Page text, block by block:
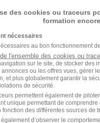
entre quatre
auprès d'une
Vous désirez acquérir un
10 métiers de l'artisanat
des cookies ou traceurs
formation
nécessaires
au bon fonctionnement
de l'ensemble des cookies ou
sur le site, de stocker des
ou les offres vues, gérer
et plus globalement garantir la
de sécurité.
permettent également de
unique permettant de
des différentes sources de
d’observer le